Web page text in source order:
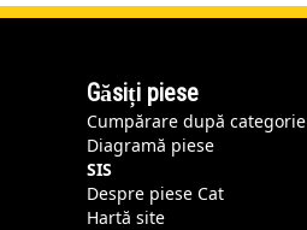
Găsiți piese
Cumpărare după categorie
Diagramă piese
SIS
Despre piese Cat
Hartă site